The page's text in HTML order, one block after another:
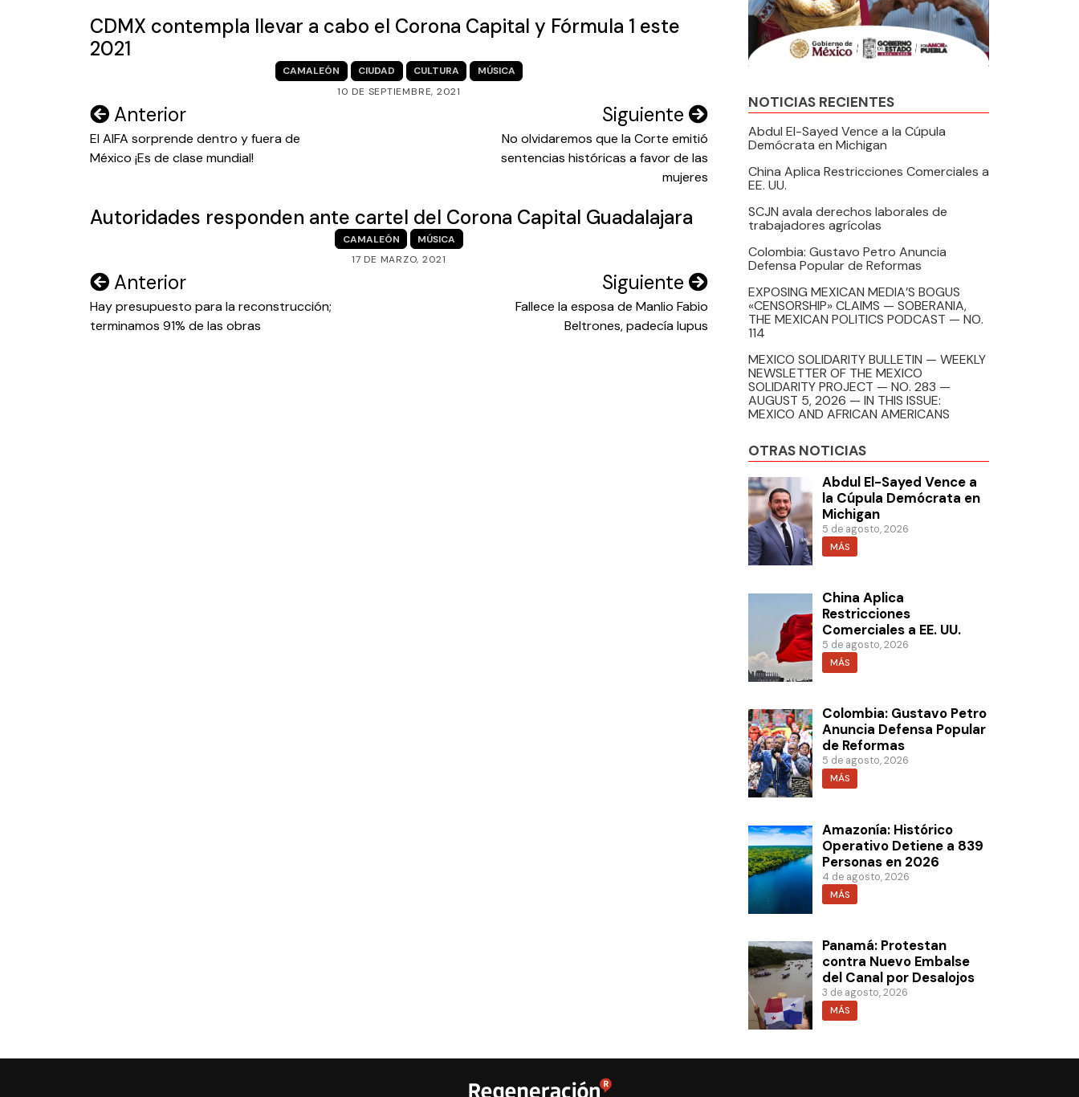
CDMX contempla llevar a cabo el Corona Capital y Fórmula 1 este
2021
CAMALEÓN CIUDAD CULTURA
MÚSICA
10 DE SEPTIEMBRE, 2021
Navegación
de
entradas
Anterior
El AIFA sorprende dentro y fuera de
México ¡Es de clase mundial!
Siguiente
No olvidaremos que la Corte emitió
sentencias históricas a favor de las
mujeres
Autoridades responden ante cartel del Corona Capital Guadalajara
CAMALEÓN
MÚSICA
17 DE MARZO, 2021
Navegación
de
Anterior
Hay presupuesto para la reconstrucción;
terminamos 91% de las obras
Siguiente
Fallece la esposa de Manlio Fabio
Beltrones, padecía lupus
NOTICIAS RECIENTES
Abdul El-Sayed Vence a la Cúpula
Demócrata en Michigan
China Aplica Restricciones Comerciales a
EE. UU.
SCJN avala derechos laborales de
trabajadores agrícolas
Colombia: Gustavo Petro Anuncia
Defensa Popular de Reformas
EXPOSING MEXICAN MEDIA’S BOGUS
«CENSORSHIP» CLAIMS — SOBERANIA,
THE MEXICAN POLITICS PODCAST — NO.
114
MEXICO SOLIDARITY BULLETIN — WEEKLY
NEWSLETTER OF THE MEXICO
SOLIDARITY PROJECT — NO. 283 —
AUGUST 5, 2026 — IN THIS ISSUE:
MEXICO AND AFRICAN AMERICANS
OTRAS NOTICIAS
Abdul El-Sayed Vence a
la Cúpula Demócrata en
Michigan
5 de agosto, 2026
MÁS
China Aplica
Restricciones
Comerciales a EE. UU.
5 de agosto, 2026
MÁS
Colombia: Gustavo Petro
Anuncia Defensa Popular
de Reformas
5 de agosto, 2026
MÁS
Amazonía: Histórico
Operativo Detiene a 839
Personas en 2026
4 de agosto, 2026
MÁS
Panamá: Protestan
contra Nuevo Embalse
del Canal por Desalojos
3 de agosto, 2026
MÁS